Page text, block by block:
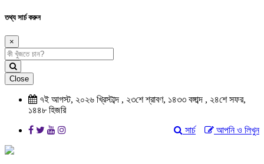
তথ্য সার্চ করুন
×
Close
৭ই আগস্ট, ২০২৬ খ্রিস্টাব্দ , ২৩শে শ্রাবণ, ১৪৩৩ বঙ্গাব্দ , ২৪শে সফর,
১৪৪৮ হিজরি
আপনি ও লিখুন
সার্চ